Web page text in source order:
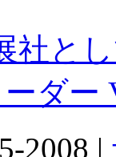
社と
ダー
2008 |